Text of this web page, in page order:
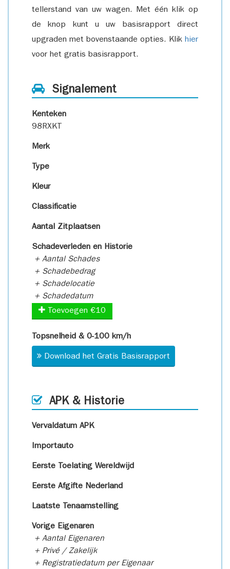
tellerstand van uw wagen. Met één klik op
de knop kunt u uw basisrapport direct
upgraden met bovenstaande opties. Klik hier
voor het gratis basisrapport.
Signalement
Kenteken
98RXKT
Merk
Type
Kleur
Classificatie
Aantal Zitplaatsen
Schadeverleden en Historie
+ Aantal Schades
+ Schadebedrag
+ Schadelocatie
+ Schadedatum
Toevoegen €10
Topsnelheid & 0-100 km/h
Download het Gratis Basisrapport
APK & Historie
Vervaldatum APK
Importauto
Eerste Toelating Wereldwijd
Eerste Afgifte Nederland
Laatste Tenaamstelling
Vorige Eigenaren
+ Aantal Eigenaren
+ Privé / Zakelijk
+ Registratiedatum per Eigenaar